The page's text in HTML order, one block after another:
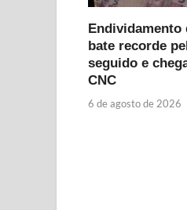
Endividamento
bate recorde
seguido e
CNC
6 de agosto de 2026